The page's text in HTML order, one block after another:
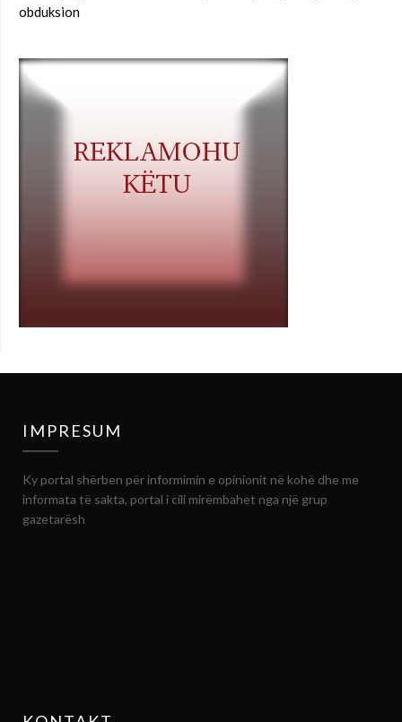
obduksion
IMPRESUM
Ky portal shërben për informimin e opinionit në kohë dhe me
informata të sakta, portal i cili mirëmbahet nga një grup
gazetarësh